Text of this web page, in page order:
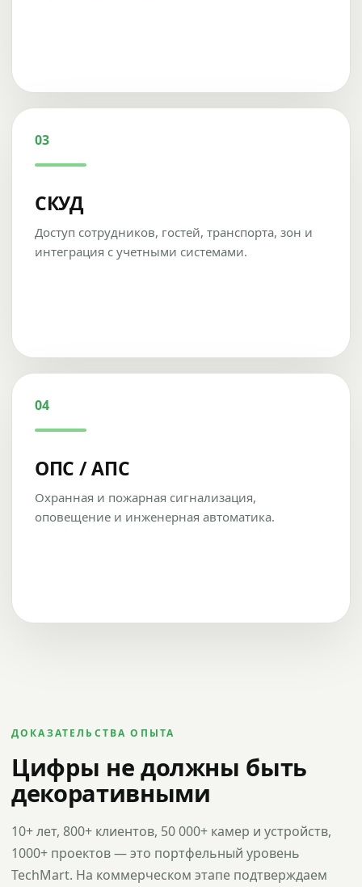
03
СКУД
Доступ сотрудников, гостей, транспорта, зон и
интеграция с учетными системами.
04
ОПС / АПС
Охранная и пожарная сигнализация,
оповещение и инженерная автоматика.
ДОКАЗАТЕЛЬСТВА ОПЫТА
Цифры не должны быть
декоративными
10+ лет, 800+ клиентов, 50 000+ камер и устройств,
1000+ проектов — это портфельный уровень
TechMart. На коммерческом этапе подтверждаем